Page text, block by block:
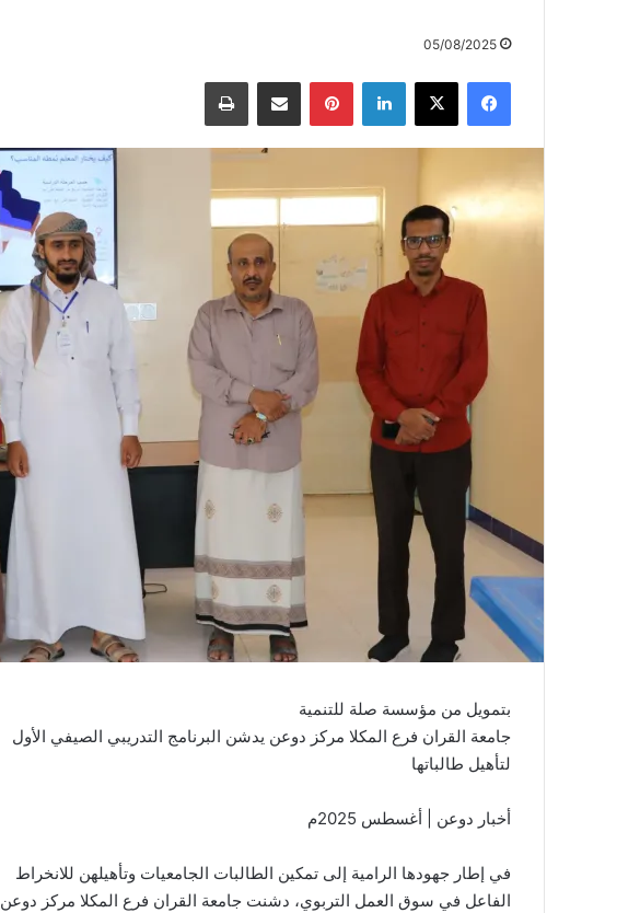
05/08/2025
بتمويل من مؤسسة صلة للتنمية
جامعة القران فرع المكلا مركز دوعن يدشن البرنامج التدريبي الصيفي الأول
لتأهيل طالباتها
أخبار دوعن | أغسطس 2025م
في إطار جهودها الرامية إلى تمكين الطالبات الجامعيات وتأهيلهن للانخراط
الفاعل في سوق العمل التربوي، دشنت جامعة القران فرع المكلا مركز دوعن